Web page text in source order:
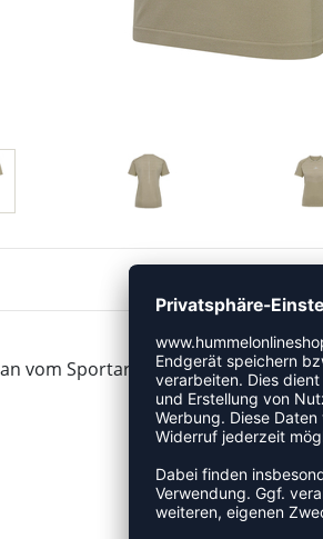
vom Sportartikelhersteller Newline.